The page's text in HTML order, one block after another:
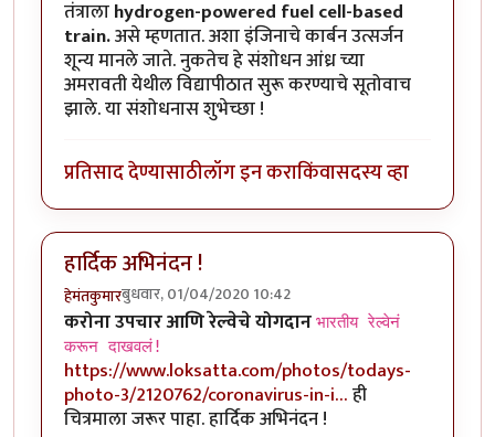
तंत्रालाhydrogen-powered fuel cell-based
train.असे म्हणतात. अशा इंजिनाचे कार्बन उत्सर्जन
शून्य मानले जाते. नुकतेच हे संशोधन आंध्र च्या
अमरावती येथील विद्यापीठात सुरू करण्याचे सूतोवाच
झाले. या संशोधनास शुभेच्छा !
प्रतिसाद देण्यासाठीलॉग इन कराकिंवासदस्य व्हा
हार्दिक अभिनंदन !
हेमंतकुमारबुधवार, 01/04/2020 10:42
करोना उपचार आणि रेल्वेचे योगदान भारतीय रेल्वेनं
करून दाखवलं!
https://www.loksatta.com/photos/todays-
photo-3/2120762/coronavirus-in-i…ही
चित्रमाला जरूर पाहा. हार्दिक अभिनंदन !